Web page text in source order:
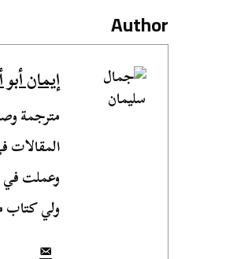
Author
إيمان
مترجمة
المقالات
وعملت في
ولي كتاب